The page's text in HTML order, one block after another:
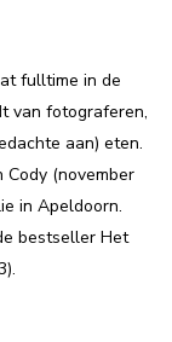
fulltime in de
van fotograferen,
aan) eten.
(november
in Apeldoorn.
bestseller Het